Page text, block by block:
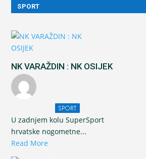
SPORT
NK VARAŽDIN : NK OSIJEK
SPORT
U zadnjem kolu SuperSport
hrvatske nogometne...
Read More